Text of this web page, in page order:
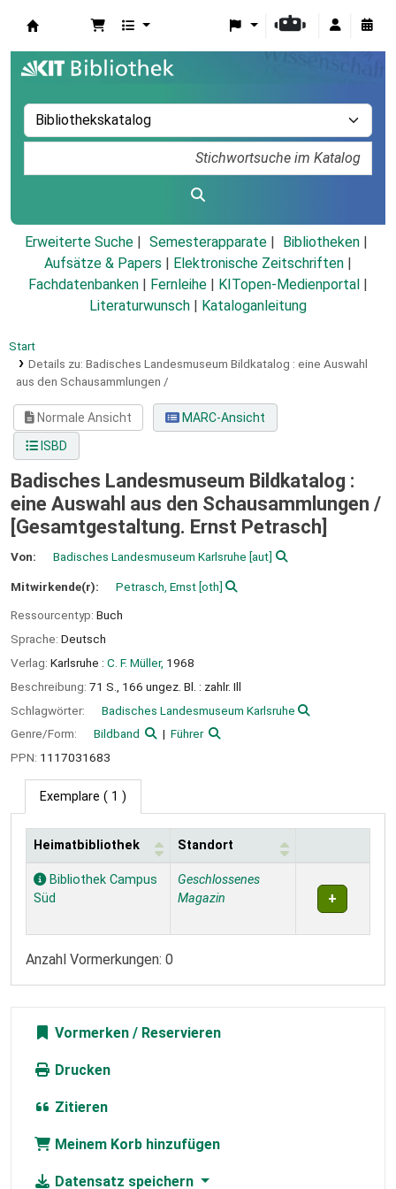
Erweiterte Suche Semesterapparate
Bibliotheken
Aufsätze & Papers
Elektronische Zeitschriften
Fachdatenbanken
Fernleihe KITopen-Medienportal
Literaturwunsch
Kataloganleitung
Start
Details zu: Badisches Landesmuseum Bildkatalog : eine Auswahl
aus den Schausammlungen /
Normale Ansicht
MARC-Ansicht
ISBD
Badisches Landesmuseum Bildkatalog :
eine Auswahl aus den Schausammlungen /
[Gesamtgestaltung. Ernst Petrasch]
Von: Badisches Landesmuseum Karlsruhe [aut]
Mitwirkende(r): Petrasch, Ernst[oth]
Ressourcentyp: Buch
Sprache: Deutsch
Verlag: Karlsruhe : C. F. Müller, 1968
Beschreibung: 71 S., 166 ungez. Bl. : zahlr. Ill
Schlagwörter:
Badisches Landesmuseum Karlsruhe
Genre/Form:
Bildband
Führer
PPN: 1117031683
Exemplare ( 1 )
Exemplare
Heimatbibliothek Standort
Bibliothek Campus
Süd
Geschlossenes
Magazin
Anzahl Vormerkungen: 0
Vormerken
Drucken
Zitieren
Meinem Korb hinzufügen
Datensatz speichern